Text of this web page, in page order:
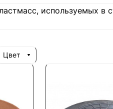
используемых в
Цвет